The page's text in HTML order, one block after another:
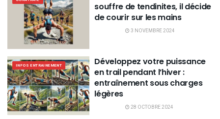
souffre de tendinites, il décide
de courir sur les mains
3 NOVEMBRE 2024
INFOS ENTRAINEMENT
Développez votre puissance
en trail pendant l’hiver :
entraînement sous charges
légères
28 OCTOBRE 2024